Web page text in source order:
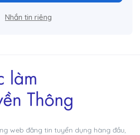
Nhắn tin riêng
web đăng tin tuyển dụng hàng đầu,